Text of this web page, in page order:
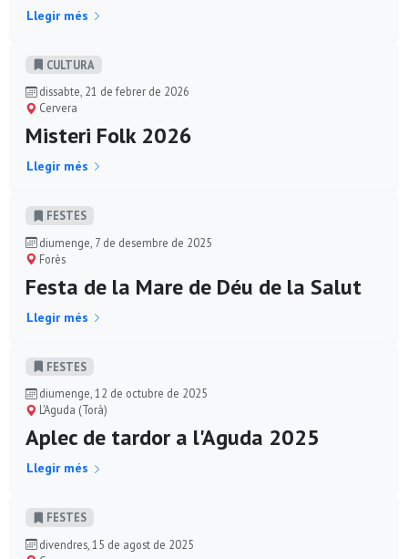
Llegir més
CULTURA
dissabte, 21 de febrer de 2026
Cervera
Misteri Folk 2026
Llegir més
FESTES
diumenge, 7 de desembre de 2025
Forès
Festa de la Mare de Déu de la Salut
Llegir més
FESTES
diumenge, 12 de octubre de 2025
L'Aguda (Torà)
Aplec de tardor a l'Aguda 2025
Llegir més
FESTES
divendres, 15 de agost de 2025